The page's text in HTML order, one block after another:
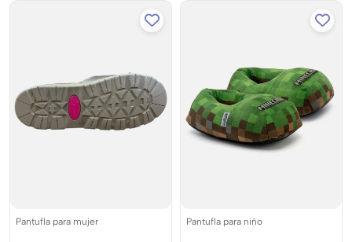
Pantufla para mujer Pantufla para niño